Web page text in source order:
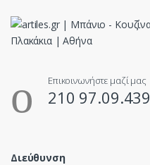
Επικοινωνήστε μαζί μας
210 97.09.439
Διεύθυνση